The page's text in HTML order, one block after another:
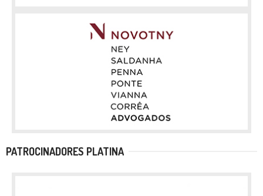
PATROCINADORES PLATINA